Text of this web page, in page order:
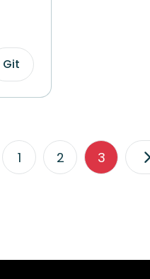
Git
1 2 3